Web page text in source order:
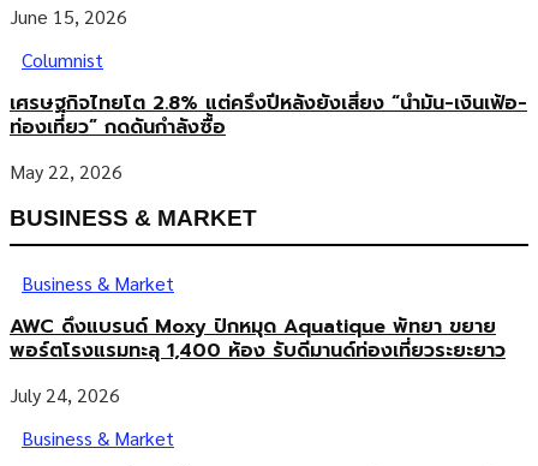
June 15, 2026
Columnist
เศรษฐกิจไทยโต 2.8% แต่ครึ่งปีหลังยังเสี่ยง “น้ำมัน-เงินเฟ้อ-
ท่องเที่ยว” กดดันกำลังซื้อ
May 22, 2026
BUSINESS & MARKET
Business & Market
AWC ดึงแบรนด์ Moxy ปักหมุด Aquatique พัทยา ขยาย
พอร์ตโรงแรมทะลุ 1,400 ห้อง รับดีมานด์ท่องเที่ยวระยะยาว
July 24, 2026
Business & Market